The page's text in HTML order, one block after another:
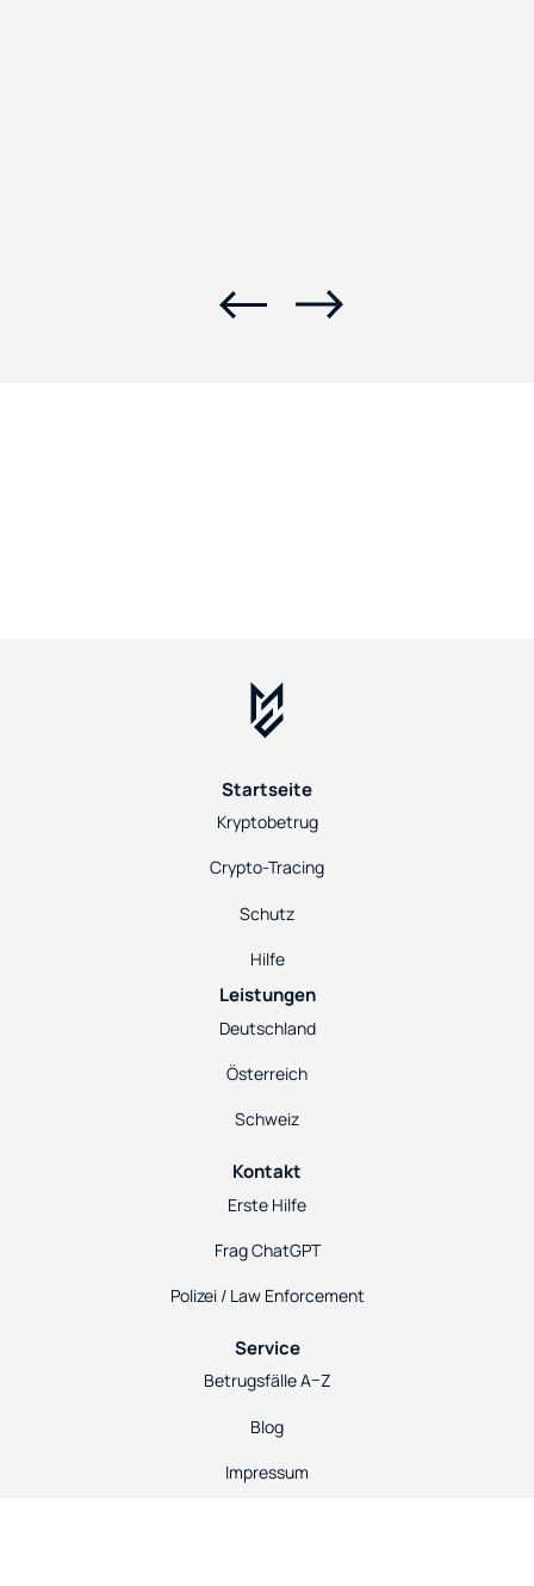
Startseite
Kryptobetrug
Crypto-Tracing
Schutz
Hilfe
Leistungen
Deutschland
Österreich
Schweiz
Kontakt
Erste Hilfe
Frag ChatGPT
Polizei / Law Enforcement
Service
Betrugsfälle A–Z
Blog
Impressum